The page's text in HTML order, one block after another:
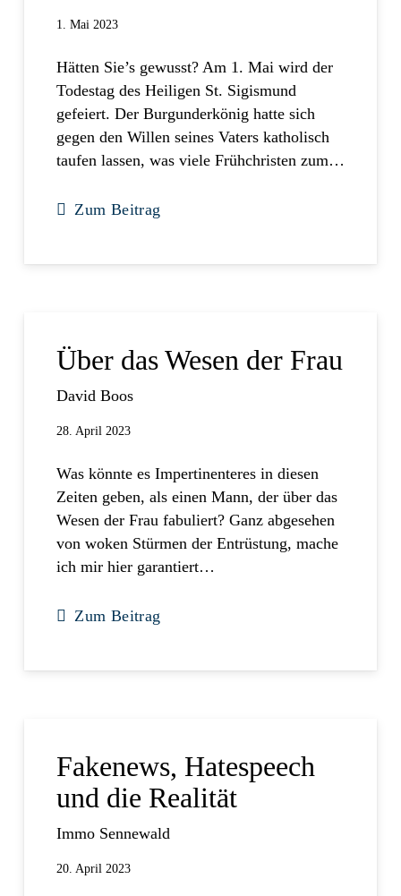
1. Mai 2023
Hätten Sie’s gewusst? Am 1. Mai wird der
Todestag des Heiligen St. Sigismund
gefeiert. Der Burgunderkönig hatte sich
gegen den Willen seines Vaters katholisch
taufen lassen, was viele Frühchristen zum…
Zum Beitrag
Über das Wesen der Frau
David Boos
28. April 2023
Was könnte es Impertinenteres in diesen
Zeiten geben, als einen Mann, der über das
Wesen der Frau fabuliert? Ganz abgesehen
von woken Stürmen der Entrüstung, mache
ich mir hier garantiert…
Zum Beitrag
Fakenews, Hatespeech
und die Realität
Immo Sennewald
20. April 2023